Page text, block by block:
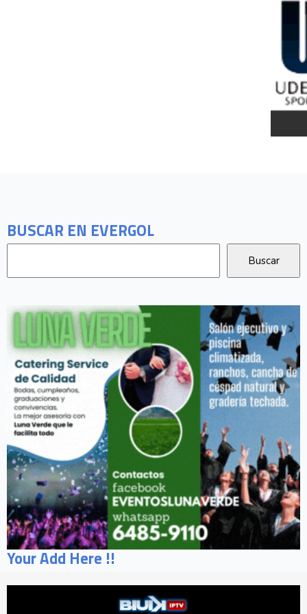
BUSCAR EN EVERGOL
Your Add Here !!